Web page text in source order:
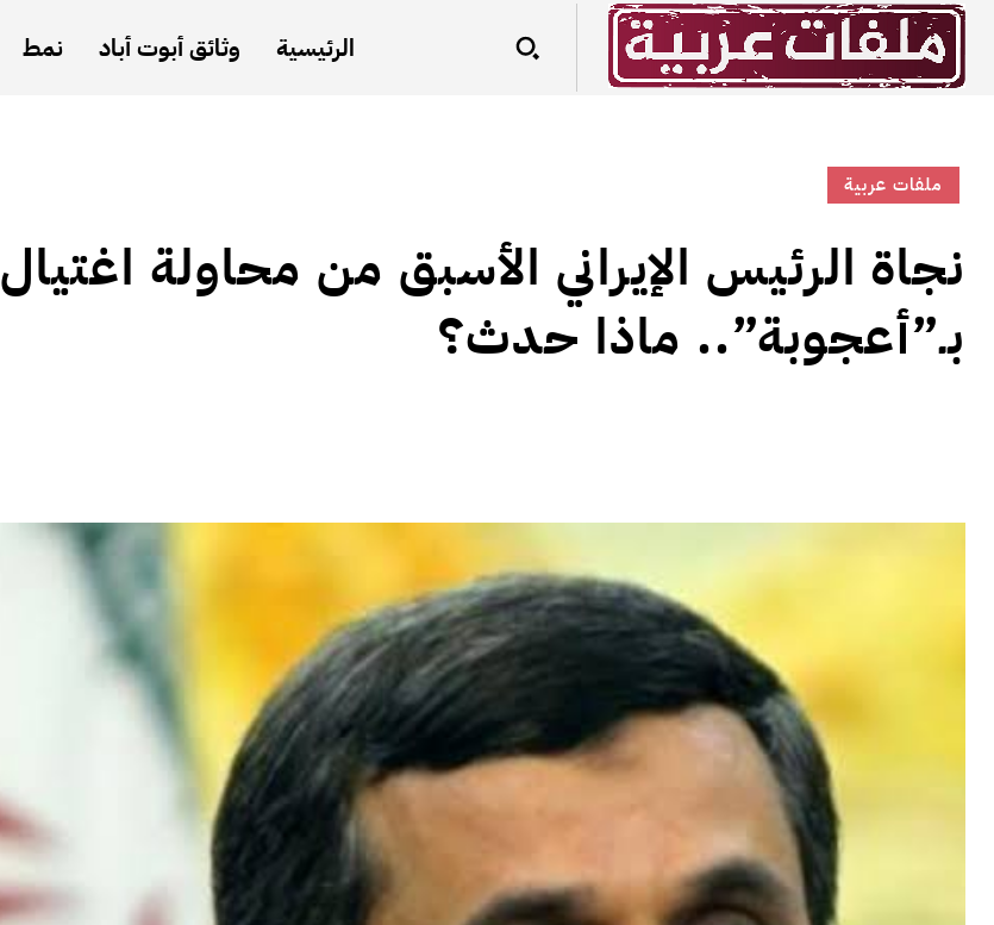
الرئيسية وثائق أبوت أباد نمط
ملفات عربية
نجاة الرئيس الإيراني الأسبق من محاولة اغتيال
بـ”أعجوبة”.. ماذا حدث؟